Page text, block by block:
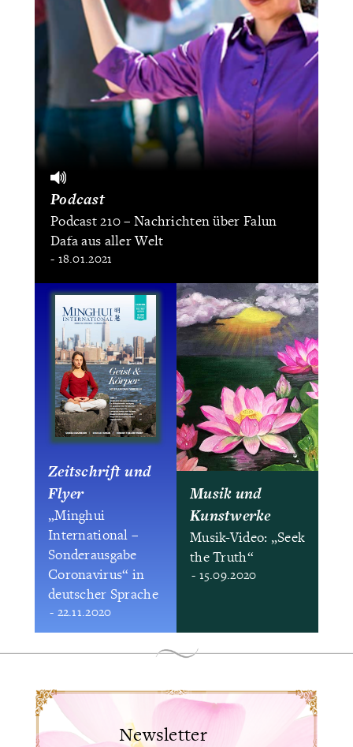
Podcast
Podcast 210 – Nachrichten über Falun
Dafa aus aller Welt
- 18.01.2021
Zeitschrift und
Flyer
„Minghui
International –
Sonderausgabe
Coronavirus“ in
deutscher Sprache
- 22.11.2020
Musik und
Kunstwerke
Musik-Video: „Seek
the Truth“
- 15.09.2020
Newsletter